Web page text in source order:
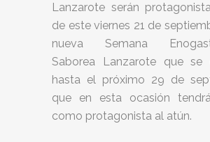
Lanzarote serán
de este viernes 21 de
nueva Semana
Saborea Lanzarote que se
hasta el próximo 29 de
que en esta ocasión
como protagonista al atún.